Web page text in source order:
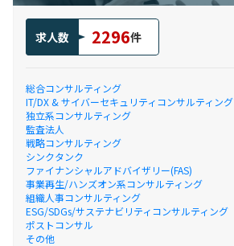
求人数 2296件
総合コンサルティング
IT/DX & サイバーセキュリティコンサルティング
独立系コンサルティング
監査法人
戦略コンサルティング
シンクタンク
ファイナンシャルアドバイザリー(FAS)
事業再生/ハンズオン系コンサルティング
組織人事コンサルティング
ESG/SDGs/サステナビリティコンサルティング
ポストコンサル
その他